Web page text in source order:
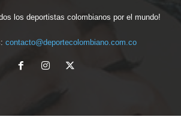
los deportistas colombianos por el mundo!
contacto@deportecolombiano.com.co